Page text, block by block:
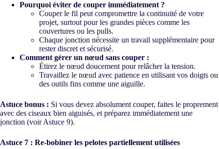
Pourquoi éviter de couper immédiatement ?
Couper le fil peut compromettre la continuité de votre
projet, surtout pour les grandes pièces comme les
couvertures ou les pulls.
Chaque jonction nécessite un travail supplémentaire pour
rester discret et sécurisé.
Comment gérer un nœud sans couper :
Étirez le nœud doucement pour relâcher la tension.
Travaillez le nœud avec patience en utilisant vos doigts ou
des outils fins comme une aiguille.
Astuce bonus : Si vous devez absolument couper, faites le proprement
avec des ciseaux bien aiguisés, et préparez immédiatement une
jonction (voir Astuce 9).
Astuce 7 : Re-bobiner les pelotes partiellement utilisées